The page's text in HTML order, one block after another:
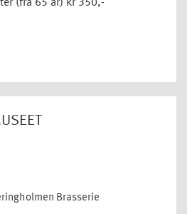
(fra 65 år) kr 350,-
Brasserie